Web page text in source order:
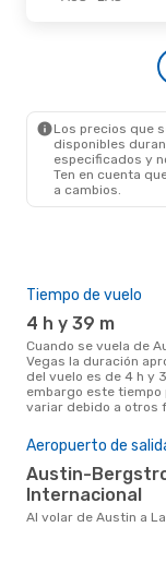
Frontier Airlines
Los precios que
disponibles
especificados y
Ten en cuenta
a cambios.
Tiempo de vuelo
4 h y 39 m
Cuando se vuela de Austin a Las
Vegas la duración
del vuelo es de 4 h y
embargo este tiempo
variar debido a otros
Aeropuerto de
Austin-Bergstrom
Internacional
Al volar de Austin a